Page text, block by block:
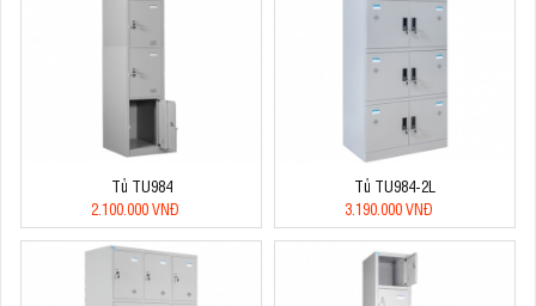
Tủ TU984
2.100.000 VNĐ
Tủ TU984-2L
3.190.000 VNĐ